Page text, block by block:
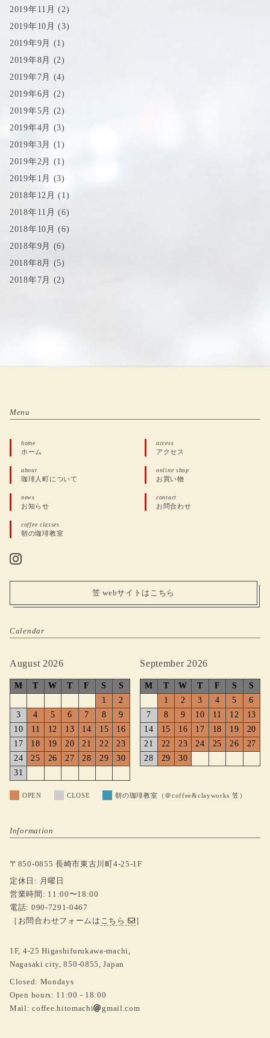
2019年11月 (2)
2019年10月 (3)
2019年9月 (1)
2019年8月 (2)
2019年7月 (4)
2019年6月 (2)
2019年5月 (2)
2019年4月 (3)
2019年3月 (1)
2019年2月 (1)
2019年1月 (3)
2018年12月 (1)
2018年11月 (6)
2018年10月 (6)
2018年9月 (6)
2018年8月 (5)
2018年7月 (2)
Menu
home
ホーム
about
珈琲人町について
news
お知らせ
coffee classes
朝の珈琲教室
access
アクセス
online shop
お買い物
contact
お問合わせ
笠 webサイトはこちら
Calendar
August 2026
M T W T F S
S
1
2
3
4 5 6 7 8
9
10
11 12 13 14 15
16
17
18 19 20 21 22
23
24
25 26 27 28 29
30
31
September 2026
M T W T F S
S
1
2 3 4 5
6
7
8 9 10 11 12
13
14
15 16 17 18 19
20
21
22 23 24 25 26
27
28
29 30
OPEN CLOSE 朝の珈琲教室（＠coffee&clayworks 笠）
Information
〒850-0855 長崎市東古川町4-25-1F
定休日: 月曜日
営業時間: 11:00〜18:00
電話: 090-7291-0467
［お問合わせフォームは こちら ］
1F, 4-25 Higashifurukawa-machi,
Nagasaki city, 850-0855, Japan
Closed: Mondays
Open hours: 11:00 - 18:00
Mail:coffee.hitomachi gmail.com